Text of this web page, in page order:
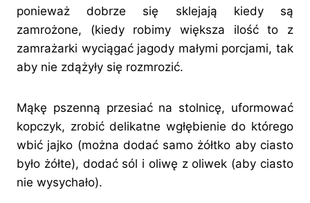
ponieważ dobrze się sklejają kiedy są
zamrożone, (kiedy robimy większa ilość to z
zamrażarki wyciągać jagody małymi porcjami, tak
aby nie zdążyły się rozmrozić.
Mąkę pszenną przesiać na stolnicę, uformować
kopczyk, zrobić delikatne wgłębienie do którego
wbić jajko (można dodać samo żółtko aby ciasto
było żółte), dodać sól i oliwę z oliwek (aby ciasto
nie wysychało).